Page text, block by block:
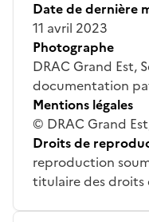
Date de dernière
11 avril 2023
Photographe
DRAC Grand Est,
documentation
Mentions légales
© DRAC Grand
Droits de
reproduction
titulaire des